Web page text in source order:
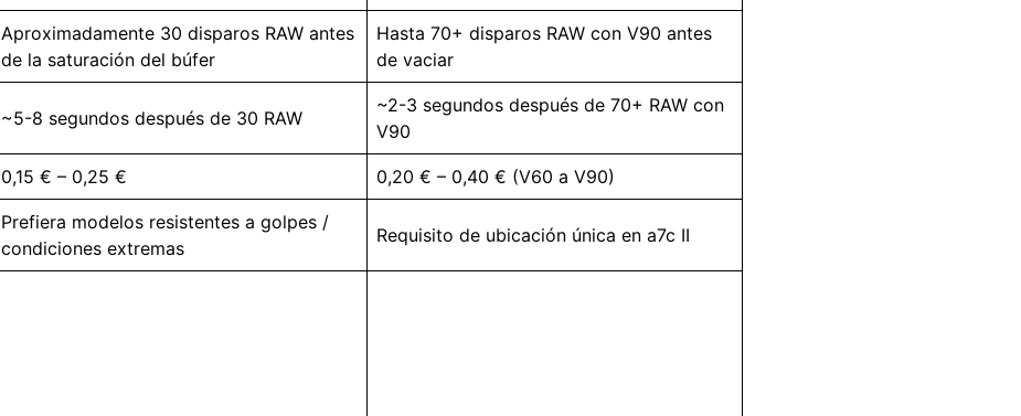
Aproximadamente 30 disparos RAW antes
de la saturación del búfer
Hasta 70+ disparos RAW con V90 antes
de vaciar
~5-8 segundos después de 30 RAW
~2-3 segundos después de 70+ RAW con
V90
0,15 € – 0,25 € 0,20 € – 0,40 € (V60 a V90)
Prefiera modelos resistentes a golpes /
condiciones extremas
Requisito de ubicación única en a7c II